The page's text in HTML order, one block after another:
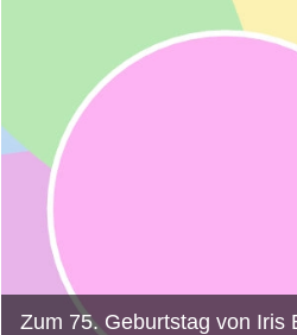
Zum 75. Geburtstag von Iris